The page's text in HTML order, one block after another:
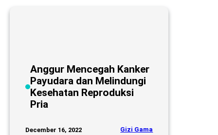
Anggur Mencegah Kanker
Payudara dan Melindungi
Kesehatan Reproduksi
Pria
December 16, 2022 Gizi Gama